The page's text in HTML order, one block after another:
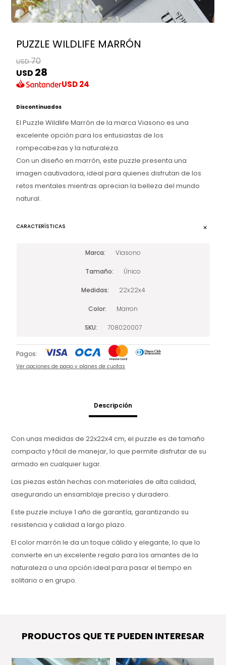
PUZZLE WILDLIFE MARRÓN
USD70
USD 28
USD24
Discontinuados
El Puzzle Wildlife Marrón de la marca Viasono es una
excelente opción para los entusiastas de los
rompecabezas y la naturaleza.
Con un diseño en marrón, este puzzle presenta una
imagen cautivadora, ideal para quienes disfrutan de los
retos mentales mientras aprecian la belleza del mundo
natural.
CARACTERÍSTICAS
Marca Viasono
Tamaño Único
Medidas 22x22x4
Color Marron
SKU 708020007
Pagos:
Ver opciones de pago y planes de cuotas
Descripción
Con unas medidas de 22x22x4 cm, el puzzle es de tamaño
compacto y fácil de manejar, lo que permite disfrutar de su
armado en cualquier lugar.
Las piezas están hechas con materiales de alta calidad,
asegurando un ensamblaje preciso y duradero.
Este puzzle incluye 1 año de garantía, garantizando su
resistencia y calidad a largo plazo.
El color marrón le da un toque cálido y elegante, lo que lo
convierte en un excelente regalo para los amantes de la
naturaleza o una opción ideal para pasar el tiempo en
solitario o en grupo.
PRODUCTOS QUE TE PUEDEN INTERESAR